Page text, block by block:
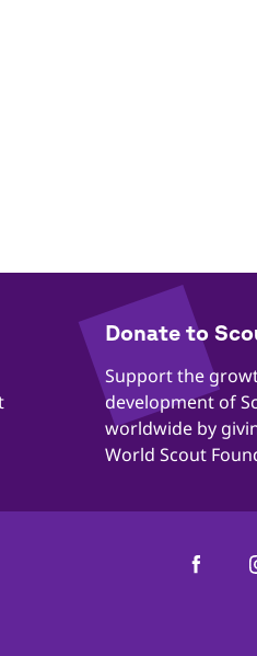
​​Donate to
​​Support the
development of
worldwide by
World Scout